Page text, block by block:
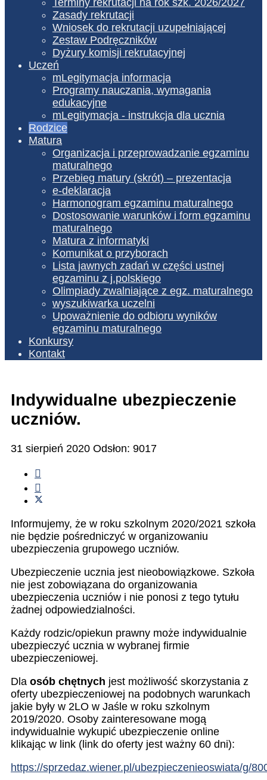
Zasady rekrutacji
Wniosek do rekrutacji uzupełniającej
Zestaw Podręczników
Dyżury komisji rekrutacyjnej
Uczeń
mLegitymacja informacja
Programy nauczania, wymagania
edukacyjne
mLegitymacja - instrukcja dla ucznia
Rodzice
Matura
Organizacja i przeprowadzanie egzaminu
maturalnego
Przebieg matury (skrót) – prezentacja
e-deklaracja
Harmonogram egzaminu maturalnego
Dostosowanie warunków i form egzaminu
maturalnego
Matura z informatyki
Komunikat o przyborach
Lista jawnych zadań w części ustnej
egzaminu z j.polskiego
Olimpiady zwalniające z egz. maturalnego
wyszukiwarka uczelni
Upoważnienie do odbioru wyników
egzaminu maturalnego
Konkursy
Kontakt
Indywidualne ubezpieczenie
uczniów.
31 sierpień 2020 Odsłon: 9017
Informujemy, że w roku szkolnym 2020/2021 szkoła
nie będzie pośredniczyć w organizowaniu
ubezpieczenia grupowego uczniów.
Ubezpieczenie ucznia jest nieobowiązkowe. Szkoła
nie jest zobowiązana do organizowania
ubezpieczenia uczniów i nie ponosi z tego tytułu
żadnej odpowiedzialności.
Każdy rodzic/opiekun prawny może indywidualnie
ubezpieczyć ucznia w wybranej firmie
ubezpieczeniowej.
Dla osób chętnych jest możliwość skorzystania z
oferty ubezpieczeniowej na podobnych warunkach
jakie były w 2LO w Jaśle w roku szkolnym
2019/2020. Osoby zainteresowane mogą
indywidualnie wykupić ubezpieczenie online
klikając w link (link do oferty jest ważny 60 dni):
https://sprzedaz.wiener.pl/ubezpieczenieoswiata/g/